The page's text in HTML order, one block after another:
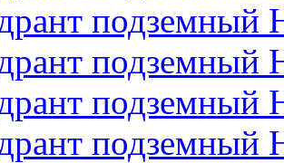
подземный
подземный
подземный
подземный